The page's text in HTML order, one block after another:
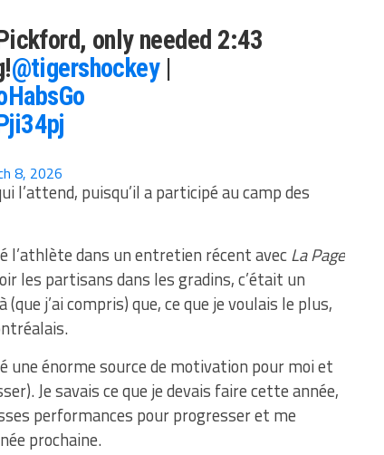
only needed 2:43
@tigershockey|
8, 2026
l’attend, puisqu’il a participé au camp des
l’athlète dans un entretien récent avecLa Page
les partisans dans les gradins, c’était un
j’ai compris) que, ce que je voulais le plus,
une énorme source de motivation pour moi et
Je savais ce que je devais faire cette année,
performances pour progresser et me
prochaine.